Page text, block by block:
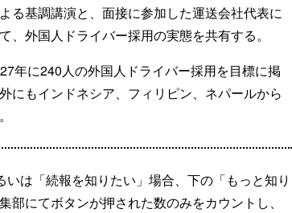
る基調講演と、面接に参加した運送会社代表に
、外国人ドライバー採用の実態を共有する。
年に240人の外国人ドライバー採用を目標に掲
にもインドネシア、フィリピン、ネパールから
は「続報を知りたい」場合、下の「もっと知り
部にてボタンが押された数のみをカウントし、